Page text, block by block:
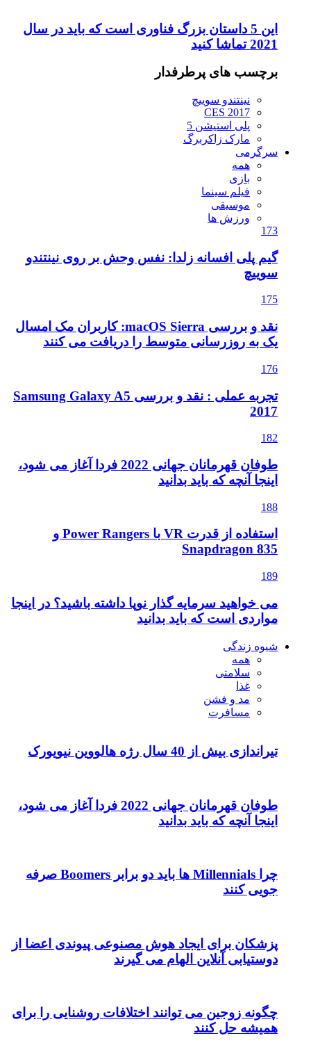
این 5 داستان بزرگ فناوری است که باید در سال
2021 تماشا کنید
برچسب های پرطرفدار
نینتندو سوییچ
CES 2017
پلی استیشن 5
مارک زاکربرگ
سرگرمی
همه
بازی
فیلم سینما
موسیقی
ورزش ها
173
گیم پلی افسانه زلدا: نفس وحش بر روی نینتندو
سوییچ
175
نقد و بررسی macOS Sierra: کاربران مک امسال
یک به روزرسانی متوسط را دریافت می کنند
176
تجربه عملی : نقد و بررسی Samsung Galaxy A5
2017
182
طوفان قهرمانان جهانی 2022 فردا آغاز می شود،
اینجا آنچه که باید بدانید
188
استفاده از قدرت VR با Power Rangers و
Snapdragon 835
189
می خواهید سرمایه گذار نوپا داشته باشید؟ در اینجا
مواردی است که باید بدانید
شیوه زندگی
همه
سلامتی
غذا
مد و فشن
مسافرت
تیراندازی بیش از 40 سال رژه هالووین نیویورک
طوفان قهرمانان جهانی 2022 فردا آغاز می شود،
اینجا آنچه که باید بدانید
چرا Millennials ها باید دو برابر Boomers صرفه
جویی کنند
پزشکان برای ایجاد هوش مصنوعی پیوندی اعضا از
دوستیابی آنلاین الهام می گیرند
چگونه زوجین می توانند اختلافات روشنایی را برای
همیشه حل کنند